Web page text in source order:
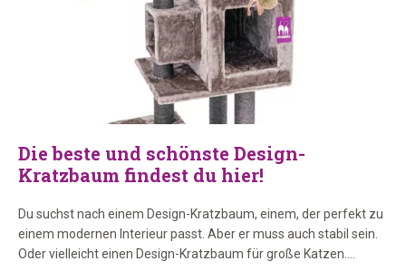
Die beste und schönste Design-
Kratzbaum findest du hier!
Du suchst nach einem Design-Kratzbaum, einem, der perfekt zu
einem modernen Interieur passt. Aber er muss auch stabil sein.
Oder vielleicht einen Design-Kratzbaum für große Katzen.